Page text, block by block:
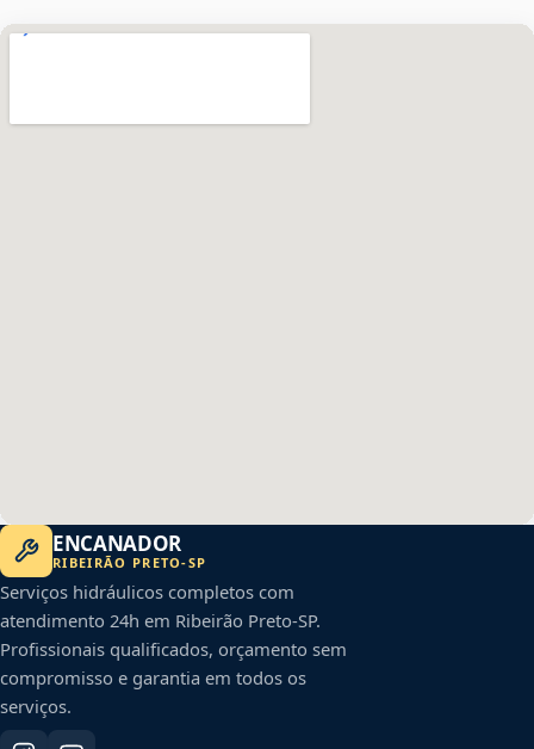
ENCANADOR
RIBEIRÃO PRETO-SP
Serviços hidráulicos completos com
atendimento 24h em Ribeirão Preto-SP.
Profissionais qualificados, orçamento sem
compromisso e garantia em todos os
serviços.